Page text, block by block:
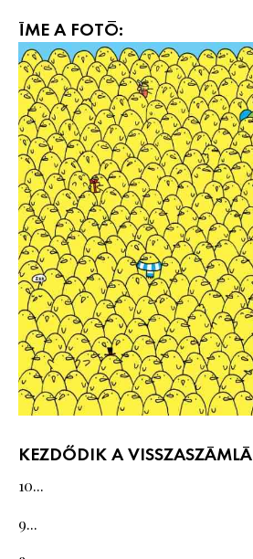
ÍME A FOTÓ:
KEZDŐDIK A
10...
9...